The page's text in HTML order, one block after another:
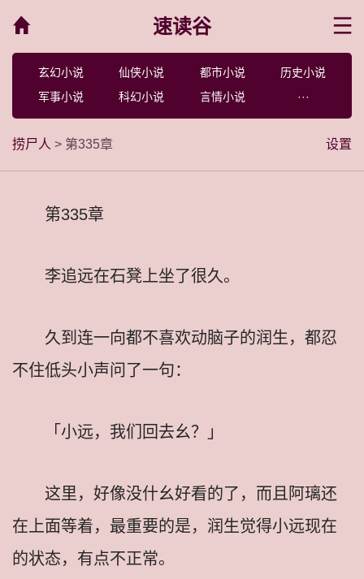
速读谷
玄幻小说 仙侠小说 都市小说
历史小说
军事小说
科幻小说 言情小说 ···
设置
捞尸人 > 第335章
第335章
李追远在石凳上坐了很久。
久到连一向都不喜欢动脑子的润生，都忍
不住低头小声问了一句：
「小远，我们回去幺？」
这里，好像没什幺好看的了，而且阿璃还
在上面等着，最重要的是，润生觉得小远现在
的状态，有点不正常。